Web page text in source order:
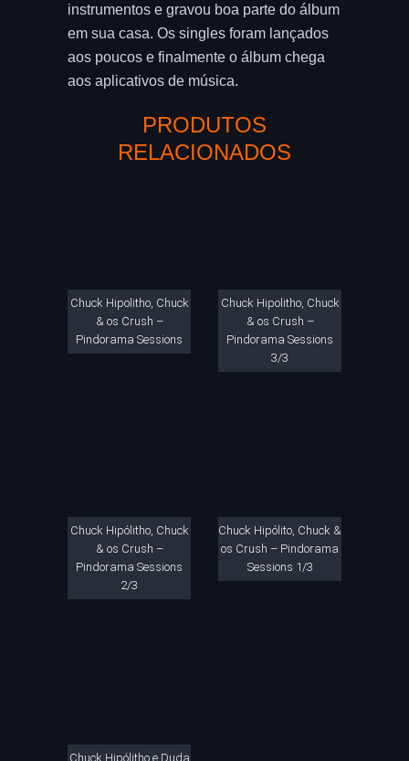
instrumentos e gravou boa parte do álbum
em sua casa. Os singles foram lançados
aos poucos e finalmente o álbum chega
aos aplicativos de música.
PRODUTOS
RELACIONADOS
Chuck Hipolitho, Chuck
& os Crush –
Pindorama Sessions
Chuck Hipolitho, Chuck
& os Crush –
Pindorama Sessions
3/3
Chuck Hipólitho, Chuck
& os Crush –
Pindorama Sessions
2/3
Chuck Hipólito, Chuck &
os Crush – Pindorama
Sessions 1/3
Chuck Hipólitho e Duda